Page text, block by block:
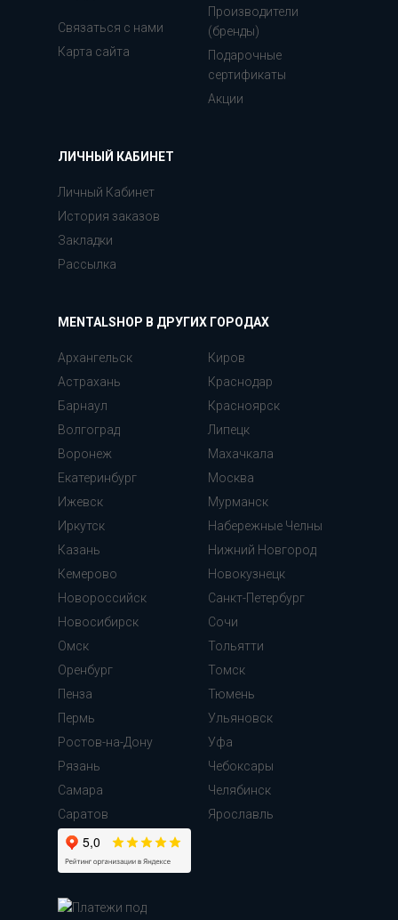
Связаться с нами
Карта сайта
Производители
(бренды)
Подарочные
сертификаты
Акции
ЛИЧНЫЙ КАБИНЕТ
Личный Кабинет
История заказов
Закладки
Рассылка
MENTALSHOP В ДРУГИХ ГОРОДАХ
Архангельск
Астрахань
Барнаул
Волгоград
Воронеж
Екатеринбург
Ижевск
Иркутск
Казань
Кемерово
Киров
Краснодар
Красноярск
Липецк
Махачкала
Москва
Мурманск
Набережные Челны
Нижний Новгород
Новокузнецк
Новороссийск
Новосибирск
Омск
Оренбург
Пенза
Пермь
Ростов-на-Дону
Рязань
Самара
Cаратов
Санкт-Петербург
Сочи
Тольятти
Томск
Тюмень
Ульяновск
Уфа
Чебоксары
Челябинск
Ярославль